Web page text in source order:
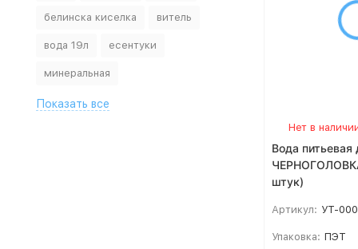
Нет в
Вода питьевая
штук)
Артикул: УТ-
Упаковка: ПЭТ
безопасности упакованной
минеральную воду». В воде было
выявлено превышение содержания
сульфатов. Введение в
https://www.rospotrebnadzor.ru/about/info/news/
белинска киселка витель
вода 19л есентуки
минеральная
Показать все